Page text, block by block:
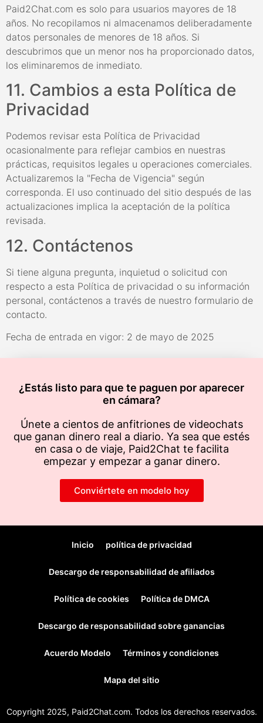
Paid2Chat.com es solo para usuarios mayores de 18
años. No recopilamos ni almacenamos deliberadamente
datos personales de menores de 18 años. Si
descubrimos que un menor nos ha proporcionado datos,
los eliminaremos de inmediato.
11. Cambios a esta Política de
Privacidad
Podemos revisar esta Política de Privacidad
ocasionalmente para reflejar cambios en nuestras
prácticas, requisitos legales u operaciones comerciales.
Actualizaremos la "Fecha de Vigencia" según
corresponda. El uso continuado del sitio después de las
actualizaciones implica la aceptación de la política
revisada.
12. Contáctenos
Si tiene alguna pregunta, inquietud o solicitud con
respecto a esta Política de privacidad o su información
personal, contáctenos a través de nuestro formulario de
contacto.
Fecha de entrada en vigor: 2 de mayo de 2025
¿Estás listo para que te paguen por aparecer
en cámara?
Únete a cientos de anfitriones de videochats
que ganan dinero real a diario. Ya sea que estés
en casa o de viaje, Paid2Chat te facilita
empezar y empezar a ganar dinero.
Conviértete en modelo hoy
Inicio política de privacidad
Descargo de responsabilidad de afiliados
Política de cookies Política de DMCA
Descargo de responsabilidad sobre ganancias
Acuerdo Modelo Términos y condiciones
Mapa del sitio
Copyright 2025, Paid2Chat.com. Todos los derechos reservados.